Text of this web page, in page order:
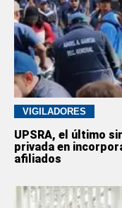
VIGILADORES
UPSRA, el último
privada en
afiliados